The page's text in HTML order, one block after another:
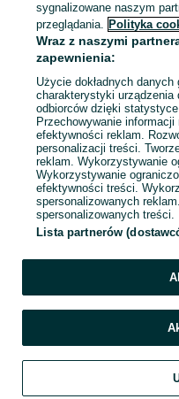
1058107327
Zadzwoń / SMS
sygnalizowane naszym
przeglądania. Polityka
Wraz z naszymi
zapewnienia:
Użycie dokładnych
charakterystyki urządzenia
odbiorców dzięki
Przechowywanie
efektywności reklam.
personalizacji treści.
reklam. Wykorzystywanie
Wykorzystywanie
efektywności treści.
spersonalizowanych
spersonalizowanych treści.
Lista partnerów